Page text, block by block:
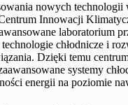
nowych technologii
Innowacji
laboratorium
chłodnicze i
Dzięki temu
systemy
energii na poziomie